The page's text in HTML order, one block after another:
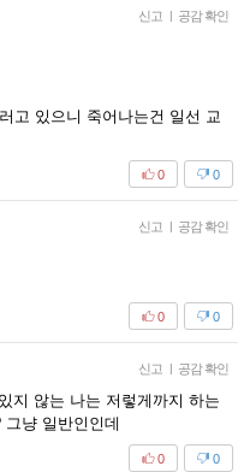
신고 | 공감 확인
고 있으니 죽어나는건 일선 교
0
0
신고 | 공감 확인
0
0
신고 | 공감 확인
지 않는 나는 저렇게까지 하는
냥 일반인인데
0
0